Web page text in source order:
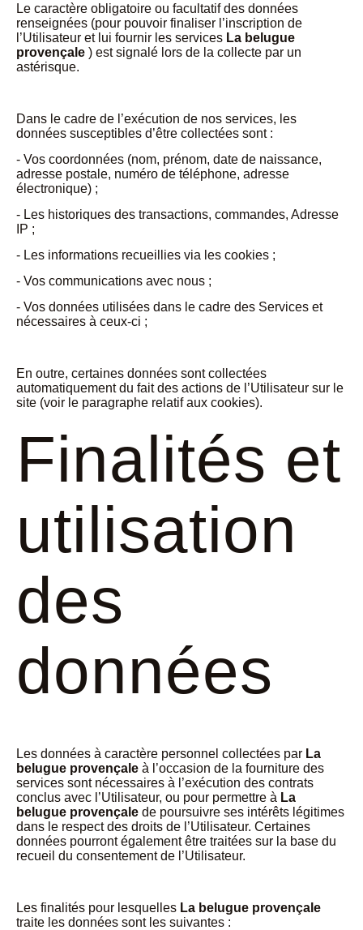
Le caractère obligatoire ou facultatif des données
renseignées (pour pouvoir finaliser l’inscription de
l’Utilisateur et lui fournir les services La belugue
provençale ) est signalé lors de la collecte par un
astérisque.
Dans le cadre de l’exécution de nos services, les
données susceptibles d’être collectées sont :
- Vos coordonnées (nom, prénom, date de naissance,
adresse postale, numéro de téléphone, adresse
électronique) ;
- Les historiques des transactions, commandes, Adresse
IP ;
- Les informations recueillies via les cookies ;
- Vos communications avec nous ;
- Vos données utilisées dans le cadre des Services et
nécessaires à ceux-ci ;
En outre, certaines données sont collectées
automatiquement du fait des actions de l’Utilisateur sur le
site (voir le paragraphe relatif aux cookies).
Finalités et
utilisation
des
données
Les données à caractère personnel collectées par La
belugue provençale à l’occasion de la fourniture des
services sont nécessaires à l’exécution des contrats
conclus avec l’Utilisateur, ou pour permettre à La
belugue provençale de poursuivre ses intérêts légitimes
dans le respect des droits de l’Utilisateur. Certaines
données pourront également être traitées sur la base du
recueil du consentement de l’Utilisateur.
Les finalités pour lesquelles La belugue provençale
traite les données sont les suivantes :